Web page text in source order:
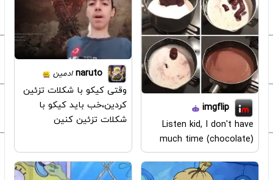
imgflip
Listen kid, I don't have
much time (chocolate)
naruto ادمین
وقتی کیکو با شکلات تزئین
کردین،خب باید کیکو با
شکلات تزئین کنین